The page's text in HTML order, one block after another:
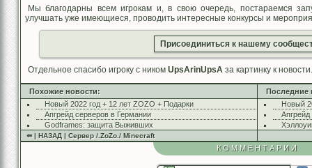
Мы благодарны всем игрокам и, в свою очередь, постараемся
улучшать уже имеющиеся, проводить интересные конкурсы и
Присоединиться к нашему
Отдельное спасибо игроку с ником UpsArinUpsA за картинку к новости.
Похожие новости:
Новый 2022 год + 12 лет ZOZO + Подарки
Апгрейд серверов в Германии
Godframes: защита Выживших
Последние
Новый
⇚ | НАЗАД | Сервер /.ZoZo./ Minecraft
КОММЕНТАРИИ